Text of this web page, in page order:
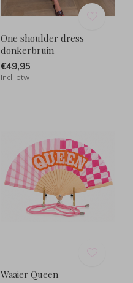
One shoulder dress -
donkerbruin
€49,95
Incl. btw
Waaier Queen